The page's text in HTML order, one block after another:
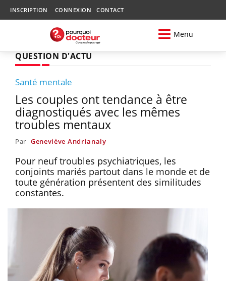
INSCRIPTION CONNEXION CONTACT
Menu
QUESTION D'ACTU
Santé mentale
Les couples ont tendance à être
diagnostiqués avec les mêmes
troubles mentaux
Par Geneviève Andrianaly
Pour neuf troubles psychiatriques, les
conjoints mariés partout dans le monde et de
toute génération présentent des similitudes
constantes.